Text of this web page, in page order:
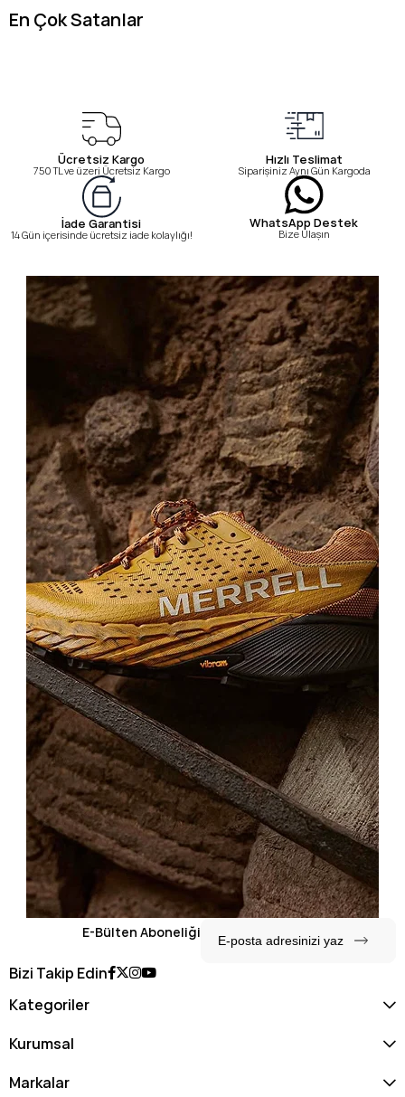
En Çok Satanlar
Ücretsiz Kargo
750 TL ve üzeri Ücretsiz Kargo
Hızlı Teslimat
Siparişiniz Aynı Gün Kargoda
İade Garantisi
14 Gün içerisinde ücretsiz iade kolaylığı!
WhatsApp Destek
Bize Ulaşın
E-Bülten Aboneliği
Bizi Takip Edin
Kategoriler
Kurumsal
Markalar